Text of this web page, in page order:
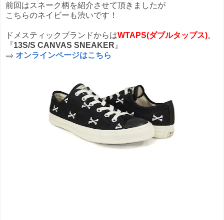
前回はスネーク柄を紹介させて頂きましたが
こちらのネイビーも渋いです！
ドメスティックブランドからはWTAPS(ダブルタップス)。
『13S/S CANVAS SNEAKER 』
⇒ オンラインページはこちら